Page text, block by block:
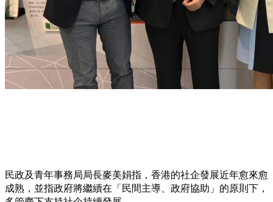
民政及青年事務局局長麥美娟指，香港的社企發展近年愈來愈
成熟，並指政府將繼續在「民間主導、政府協助」的原則下，